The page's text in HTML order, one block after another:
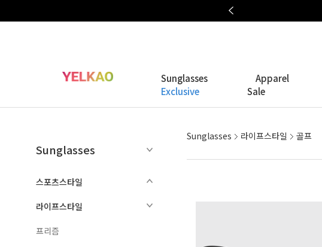
Sunglasses Apparel
Exclusive
Sale
Sunglasses
스포츠스타일
라이프스타일
프리즘
Sunglasses 라이프스타일 골프